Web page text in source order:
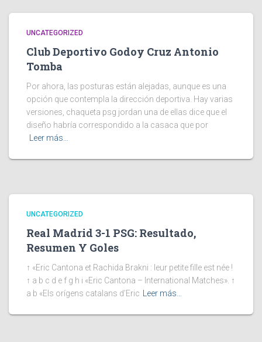
UNCATEGORIZED
Club Deportivo Godoy Cruz Antonio
Tomba
Por ahora, las posturas están alejadas, aunque es una
opción que contempla la dirección deportiva. Hay varias
versiones, chaqueta psg jordan una de ellas dice que el
diseño habría correspondido a la casaca que por
Leer más…
UNCATEGORIZED
Real Madrid 3-1 PSG: Resultado,
Resumen Y Goles
↑ «Eric Cantona et Rachida Brakni : leur petite fille est née !
↑ a b c d e f g h i «Eric Cantona – International Matches». ↑
a b «Els orígens catalans d’Eric Leer más…